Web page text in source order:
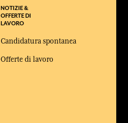
NOTIZIE &
OFFERTE DI
LAVORO
Candidatura spontanea
Offerte di lavoro